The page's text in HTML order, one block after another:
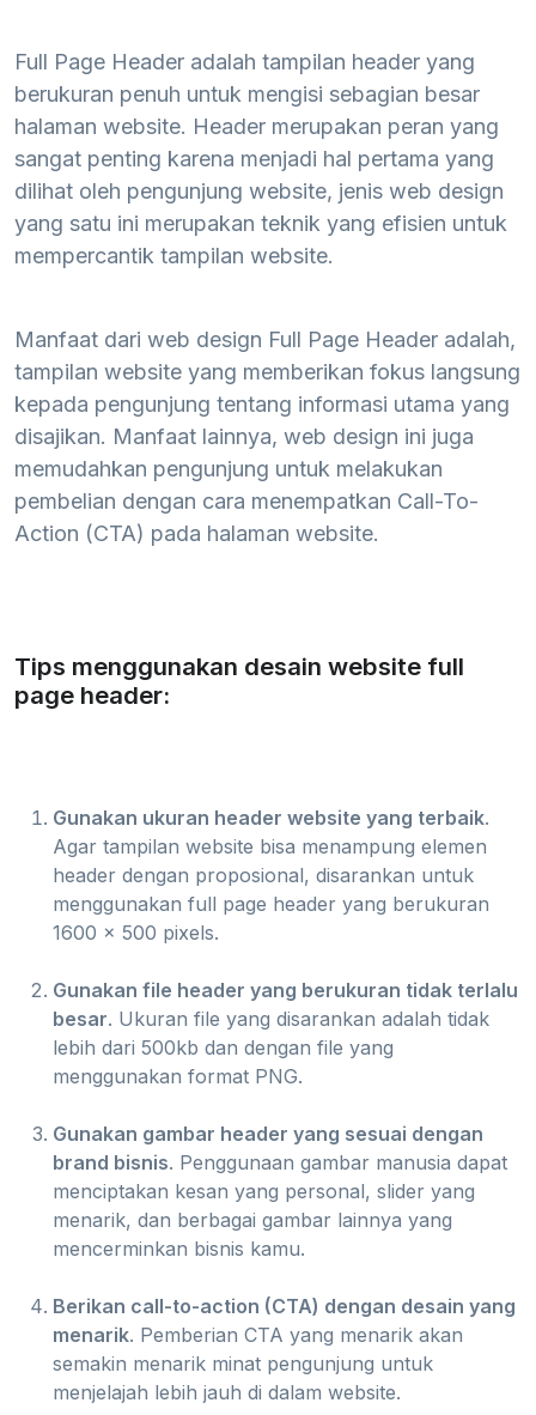
Full Page Header adalah tampilan header yang
berukuran penuh untuk mengisi sebagian besar
halaman website. Header merupakan peran yang
sangat penting karena menjadi hal pertama yang
dilihat oleh pengunjung website, jenis web design
yang satu ini merupakan teknik yang efisien untuk
mempercantik tampilan website.
Manfaat dari web design Full Page Header adalah,
tampilan website yang memberikan fokus langsung
kepada pengunjung tentang informasi utama yang
disajikan. Manfaat lainnya, web design ini juga
memudahkan pengunjung untuk melakukan
pembelian dengan cara menempatkan Call-To-
Action (CTA) pada halaman website.
Tips menggunakan desain website full
page header:
Gunakan ukuran header website yang terbaik.
Agar tampilan website bisa menampung elemen
header dengan proposional, disarankan untuk
menggunakan full page header yang berukuran
1600 x 500 pixels.
Gunakan file header yang berukuran tidak terlalu
besar. Ukuran file yang disarankan adalah tidak
lebih dari 500kb dan dengan file yang
menggunakan format PNG.
Gunakan gambar header yang sesuai dengan
brand bisnis. Penggunaan gambar manusia dapat
menciptakan kesan yang personal, slider yang
menarik, dan berbagai gambar lainnya yang
mencerminkan bisnis kamu.
Berikan call-to-action (CTA) dengan desain yang
menarik. Pemberian CTA yang menarik akan
semakin menarik minat pengunjung untuk
menjelajah lebih jauh di dalam website.